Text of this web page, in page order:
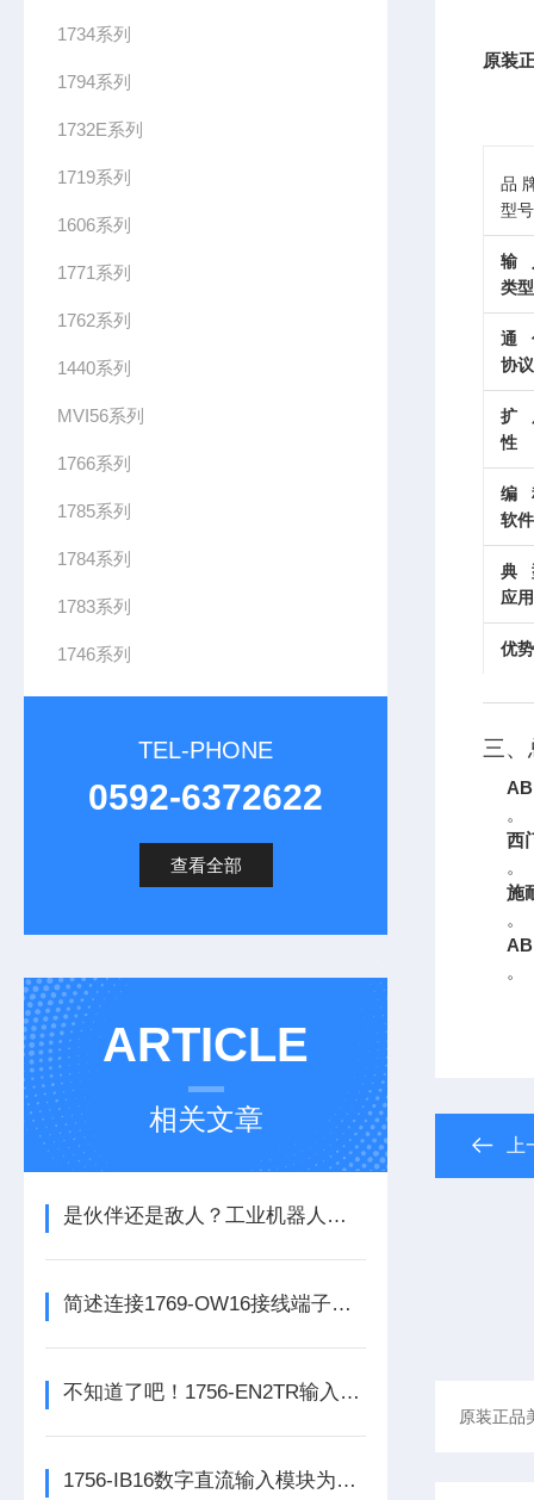
1734系列
1794系列
1732E系列
1719系列
1606系列
1771系列
1762系列
1440系列
MVI56系列
1766系列
1785系列
1784系列
1783系列
1746系列
TEL-PHONE
0592-6372622
查看全部
ARTICLE
相关文章
是伙伴还是敌人？工业机器人的未来之路
简述连接1769-OW16接线端子所需要注意的事项
不知道了吧！1756-EN2TR输入模块是数控系统动力的保障
1756-IB16数字直流输入模块为整个自动化系统提供精准的数据支撑
原装
品
型号
输
类型
通
协议
扩
性
编
软件
典
应用
优势
三、
AB
。
西
。
施
。
。